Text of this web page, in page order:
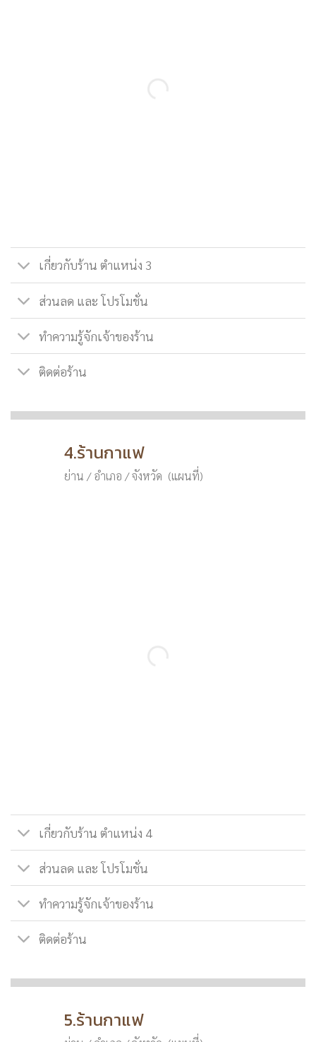
เกี่ยวกับร้าน ตำแหน่ง 3
ส่วนลด และ โปรโมชั่น
ทำความรู้จักเจ้าของร้าน
ติดต่อร้าน
4.ร้านกาแฟ
ย่าน / อำเภอ / จังหวัด (แผนที่)
เกี่ยวกับร้าน ตำแหน่ง 4
ส่วนลด และ โปรโมชั่น
ทำความรู้จักเจ้าของร้าน
ติดต่อร้าน
5.ร้านกาแฟ